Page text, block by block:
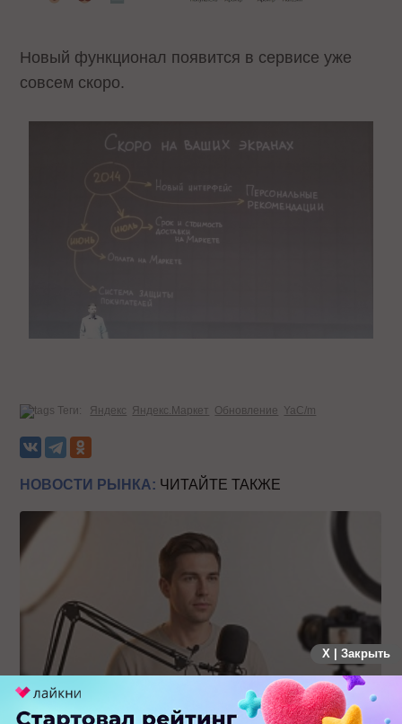
Новый функционал появится в сервисе уже
совсем скоро.
Теги: Яндекс Яндекс.Маркет Обновление YaC/m
НОВОСТИ РЫНКА: ЧИТАЙТЕ ТАКЖЕ
Российский рынок инфлюенс-маркетинга вошел в фазу
X | Закрыть